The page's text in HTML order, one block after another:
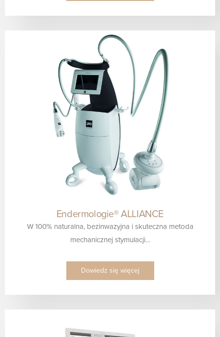
Endermologie® ALLIANCE
W 100% naturalna, bezinwazyjna i skuteczna metoda
mechanicznej stymulacji…
Dowiedz się więcej